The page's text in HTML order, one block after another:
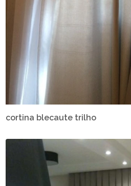
cortina blecaute trilho